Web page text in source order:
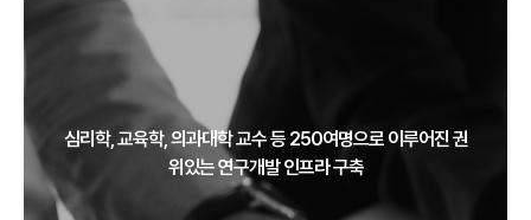
심리학, 교육학, 의과대학 교수 등 250여명으로 이루어진 권
위있는 연구개발 인프라 구축